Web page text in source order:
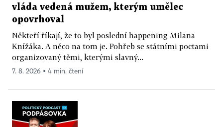
vláda vedená mužem, kterým umělec
opovrhoval
Někteří říkají, že to byl poslední happening Milana
Knížáka. A něco na tom je. Pohřeb se státními poctami
organizovaný těmi, kterými slavný...
7. 8. 2026 ▪ 4 min. čtení